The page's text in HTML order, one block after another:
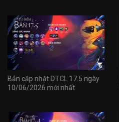
Bản cập nhật DTCL 17.5 ngày
10/06/2026 mới nhất